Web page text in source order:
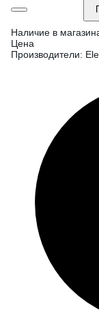
Наличие в
Цена
Производители: